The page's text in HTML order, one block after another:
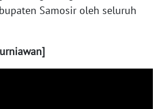
Samosir oleh seluruh